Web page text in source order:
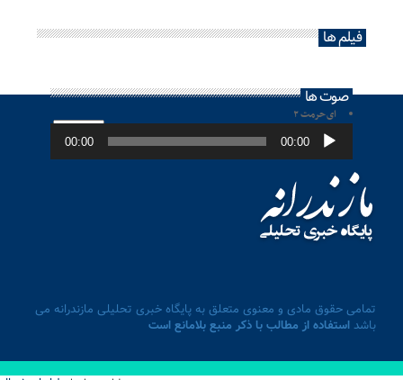
فیلم ها
صوت ها
ای حرمت ۲
پخش‌کننده
صوت 00:00
00:00
تمامی حقوق مادی و معنوی متعلق به پایگاه خبری تحلیلی مازندرانه می
باشداستفاده از مطالب با ذکر منبع بلامانع است